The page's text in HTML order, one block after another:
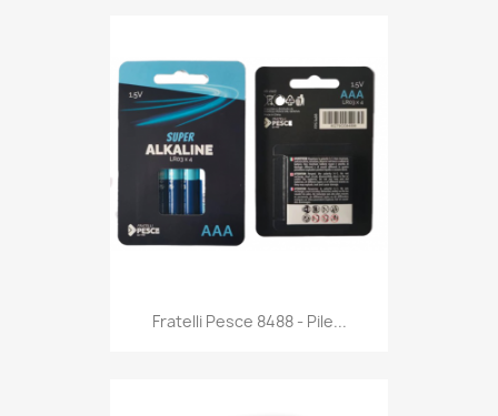
Anteprima
Fratelli Pesce 8488 - Pile...